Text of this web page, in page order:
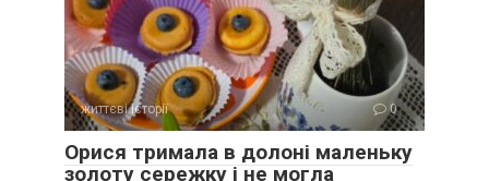
життєві історії 0
Орися тримала в долоні маленьку
золоту сережку і не могла